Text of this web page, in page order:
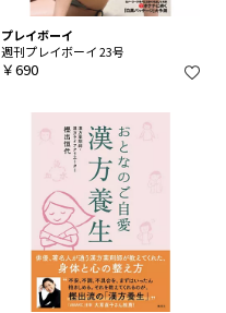
プレイボーイ
週刊プレイボーイ 23号
￥690